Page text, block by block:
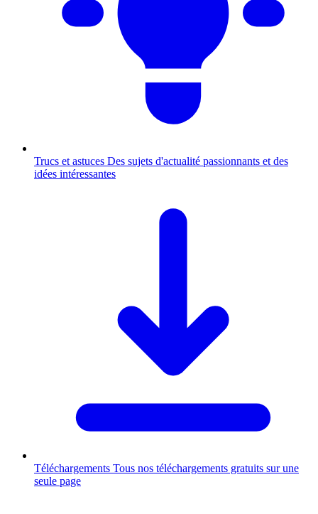
Trucs et astuces Des sujets d'actualité passionnants et des
idées intéressantes
Téléchargements Tous nos téléchargements gratuits sur une
seule page